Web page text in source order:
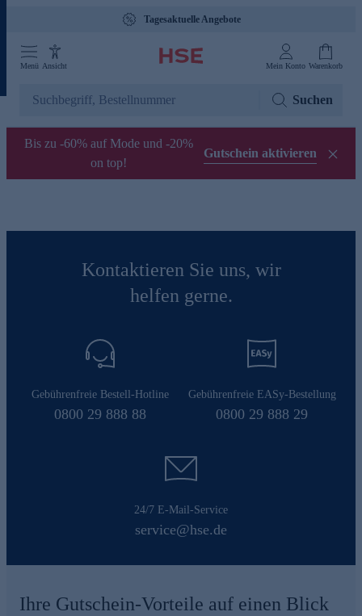
Tagesaktuelle Angebote
Menü Ansicht Mein Konto Warenkorb
Suchen
Bis zu -60% auf Mode und -20%
on top!
Gutschein aktivieren
Kontaktieren Sie uns, wir
helfen gerne.
Gebührenfreie Bestell-Hotline
0800 29 888 88
Gebührenfreie EASy-Bestellung
0800 29 888 29
24/7 E-Mail-Service
service@hse.de
Ihre Gutschein-Vorteile auf einen Blick